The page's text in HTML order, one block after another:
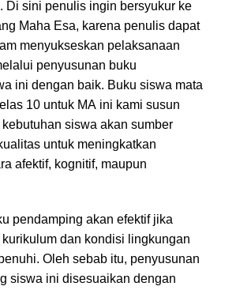
Di sini penulis ingin bersyukur ke
Maha Esa, karena penulis dapat
menyukseskan pelaksanaan
penyusunan buku
ini dengan baik. Buku siswa mata
10 untuk MA ini kami susun
siswa akan sumber
untuk meningkatkan
afektif, kognitif, maupun
pendamping akan efektif jika
dan kondisi lingkungan
Oleh sebab itu, penyusunan
siswa ini disesuaikan dengan